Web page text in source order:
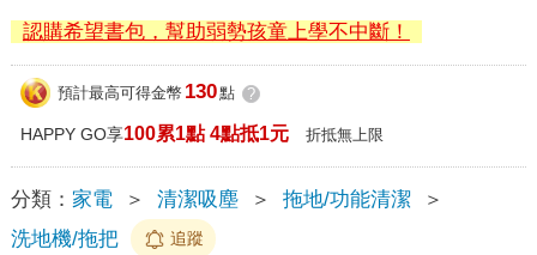
認購希望書包，幫助弱勢孩童上學不中斷！
預計最高可得金幣 130點 ?
HAPPY GO享100累1點 4點抵1元 折抵無上限
分類： 家電 ＞ 清潔吸塵 ＞ 拖地/功能清潔
＞
洗地機/拖把
追蹤